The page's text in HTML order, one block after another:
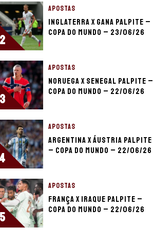
2
APOSTAS
Inglaterra x Gana palpite –
Copa do Mundo – 23/06/26
3
APOSTAS
Noruega x Senegal palpite –
Copa do Mundo – 22/06/26
4
APOSTAS
Argentina x Áustria palpite
– Copa do Mundo – 22/06/26
5
APOSTAS
França x Iraque palpite –
Copa do Mundo – 22/06/26